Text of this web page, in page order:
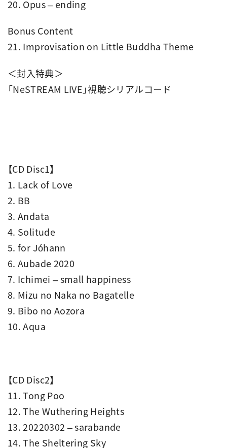
20. Opus – ending
Bonus Content
21. Improvisation on Little Buddha Theme
＜封入特典＞
「NeSTREAM LIVE」視聴シリアルコード
【CD Disc1】
1. Lack of Love
2. BB
3. Andata
4. Solitude
5. for Jóhann
6. Aubade 2020
7. Ichimei – small happiness
8. Mizu no Naka no Bagatelle
9. Bibo no Aozora
10. Aqua
【CD Disc2】
11. Tong Poo
12. The Wuthering Heights
13. 20220302 – sarabande
14. The Sheltering Sky